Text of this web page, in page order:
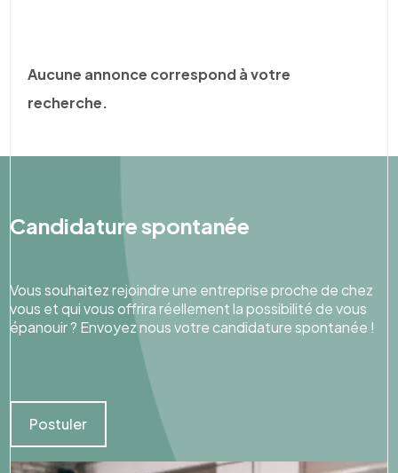
Aucune annonce correspond à votre
recherche.
Candidature spontanée
Vous souhaitez rejoindre une entreprise proche de chez
vous et qui vous offrira réellement la possibilité de vous
épanouir ? Envoyez nous votre candidature spontanée !
Postuler